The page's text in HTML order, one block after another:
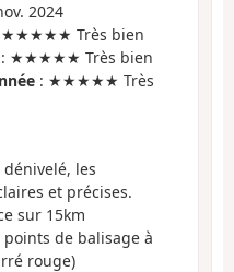
2024
★★★★★ Très bien
: ★★★★★ Très bien
: ★★★★★ Très
les
et précises.
sur 15km
de balisage à
rouge)